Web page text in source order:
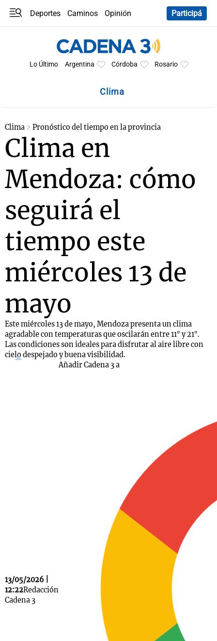
Deportes Caminos
Opinión
Participá
Lo Último Argentina Córdoba Rosario
Clima
Clima Pronóstico del tiempo en la provincia
Clima en
Mendoza: cómo
seguirá el
tiempo este
miércoles 13 de
mayo
Este miércoles 13 de mayo, Mendoza presenta un clima
agradable con temperaturas que oscilarán entre 11° y 21°.
Las condiciones son ideales para disfrutar al aire libre con
cielo despejado y buena visibilidad.
13/05/2026 |
12:22Redacción
Cadena 3
Añadir Cadena 3 a